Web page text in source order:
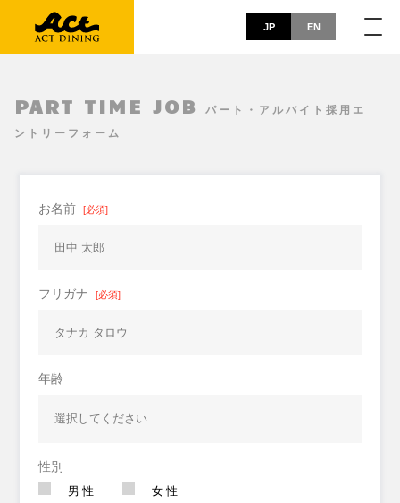
JP EN
PART TIME JOB
パート・アルバイト採用エ
ントリーフォーム
お名前 [必須]
フリガナ [必須]
年齢
性別
男性 女性